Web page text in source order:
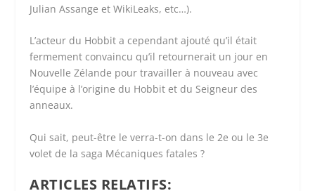
Julian Assange et WikiLeaks, etc…).
L’acteur du Hobbit a cependant ajouté qu’il était
fermement convaincu qu’il retournerait un jour en
Nouvelle Zélande pour travailler à nouveau avec
l’équipe à l’origine du Hobbit et du Seigneur des
anneaux.
Qui sait, peut-être le verra-t-on dans le 2e ou le 3e
volet de la saga Mécaniques fatales ?
ARTICLES RELATIFS: